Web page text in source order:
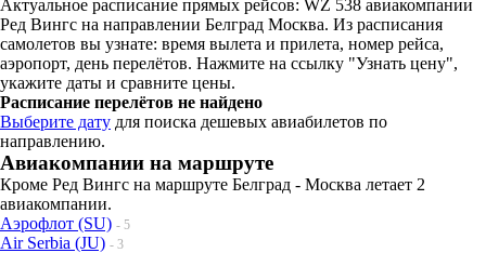
Актуальное расписание прямых рейсов: WZ 538 авиакомпании
Ред Вингс на направлении Белград Москва. Из расписания
самолетов вы узнате: время вылета и прилета, номер рейса,
аэропорт, день перелётов. Нажмите на ссылку "Узнать цену",
укажите даты и сравните цены.
Расписание перелётов не найдено
Выберите дату для поиска дешевых авиабилетов по
направлению.
Авиакомпании на маршруте
Кроме Ред Вингс на маршруте Белград - Москва летает 2
авиакомпании.
Аэрофлот (SU) - 5
Air Serbia (JU) - 3